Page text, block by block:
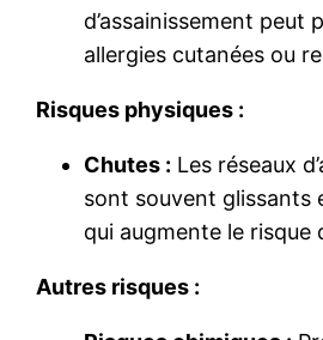
d’assainissement peut
allergies cutanées ou
Risques physiques :
Chutes : Les réseaux
sont souvent glissants
qui augmente le risque
Autres risques :